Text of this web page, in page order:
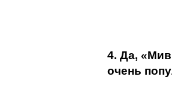
4. Да,
очень